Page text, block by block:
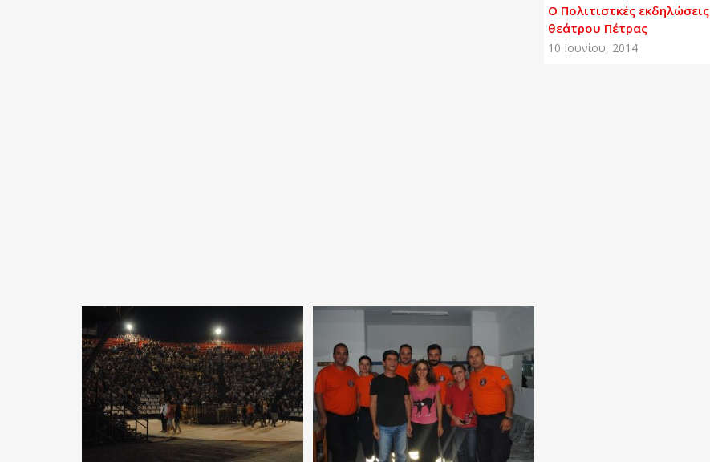
Ο Πολιτιστκές εκδηλώσεις
θεάτρου Πέτρας
10 Ιουνίου, 2014